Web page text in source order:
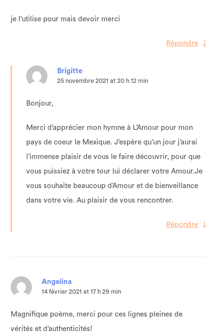
je l’utilise pour mais devoir merci
Répondre ↓
Brigitte
25 novembre 2021 at 20 h 12 min
Bonjour,
Merci d’apprécier mon hymne à L’Amour pour mon
pays de coeur le Mexique. J’espère qu’un jour j’aurai
l’immense plaisir de vous le faire découvrir, pour que
vous puissiez à votre tour lui déclarer votre Amour.Je
vous souhaite beaucoup d’Amour et de bienveillance
dans votre vie. Au plaisir de vous rencontrer.
Répondre ↓
Angelina
14 février 2021 at 17 h 29 min
Magnifique poème, merci pour ces lignes pleines de
vérités et d’authenticités!